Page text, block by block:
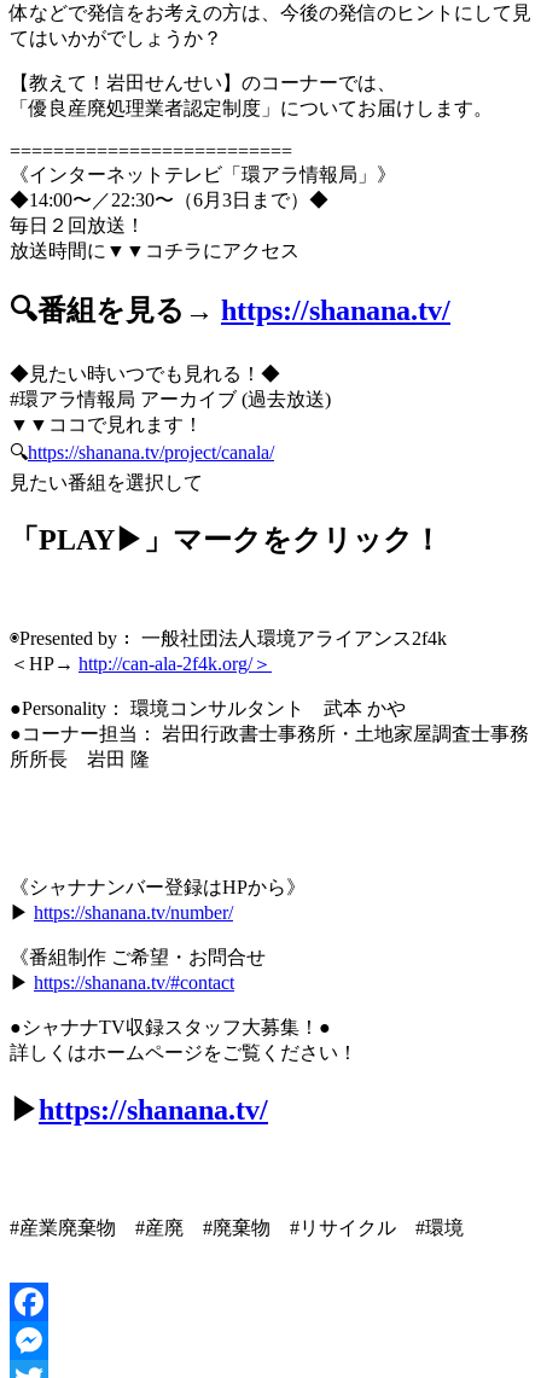
体などで発信をお考えの方は、今後の発信のヒントにして見
てはいかがでしょうか？
【教えて！岩田せんせい】のコーナーでは、
「優良産廃処理業者認定制度」についてお届けします。
==========================
《インターネットテレビ「環アラ情報局」》
◆14:00〜／22:30〜（6月3日まで）◆
毎日２回放送！
放送時間に▼▼コチラにアクセス
🔍番組を見る→ https://shanana.tv/
◆見たい時いつでも見れる！◆
#環アラ情報局 アーカイブ (過去放送)
▼▼ココで見れます！
🔍https://shanana.tv/project/canala/
見たい番組を選択して
「PLAY▶」マークをクリック！
◉Presented by： 一般社団法人環境アライアンス2f4k
＜HP→ http://can-ala-2f4k.org/＞
●Personality： 環境コンサルタント 武本 かや
●コーナー担当： 岩田行政書士事務所・土地家屋調査士事務
所所長 岩田 隆
《シャナナンバー登録はHPから》
▶︎ https://shanana.tv/number/
《番組制作 ご希望・お問合せ
▶︎ https://shanana.tv/#contact
●シャナナTV収録スタッフ大募集！●
詳しくはホームページをご覧ください！
▶https://shanana.tv/
#産業廃棄物 #産廃 #廃棄物 #リサイクル #環境